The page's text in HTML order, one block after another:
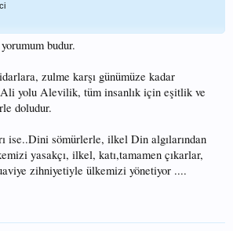
budur.
zulme karşı günümüze kadar
yolu Alevilik, tüm insanlık için eşitlik ve
doludur.
ise..Dini sömürlerle, ilkel Din algılarından
yasakçı, ilkel, katı,tamamen çıkarlar,
zihniyetiyle ülkemizi yönetiyor ....